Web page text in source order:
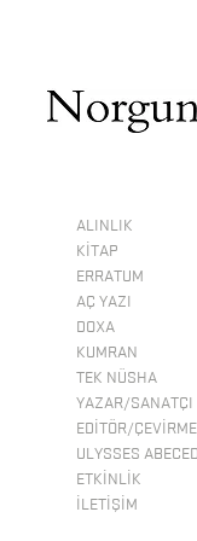
ALINLIK
KİTAP
ERRATUM
AÇ YAZI
DOXA
KUMRAN
TEK NÜSHA
YAZAR/SANATÇI
EDİTÖR/
ULYSSES
ETKİNLİK
İLETİŞİM